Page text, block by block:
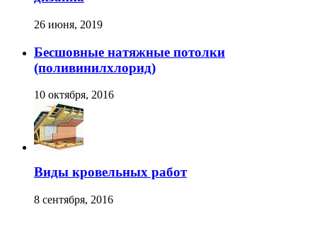
26 июня, 2019
Бесшовные натяжные потолки
(поливинилхлорид)
10 октября, 2016
Виды кровельных работ
8 сентября, 2016